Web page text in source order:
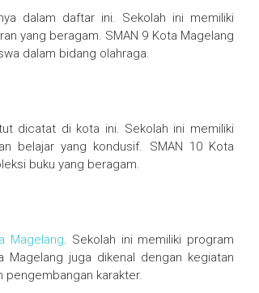
dalam daftar ini. Sekolah ini memiliki
yang beragam. SMAN 9 Kota Magelang
dalam bidang olahraga.
dicatat di kota ini. Sekolah ini memiliki
belajar yang kondusif. SMAN 10 Kota
buku yang beragam.
Magelang. Sekolah ini memiliki program
Magelang juga dikenal dengan kegiatan
pengembangan karakter.